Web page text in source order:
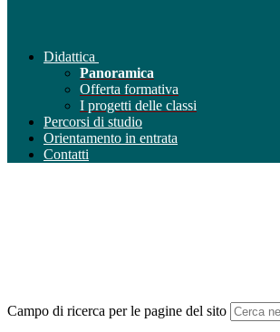
Didattica
Panoramica
Offerta formativa
I progetti delle classi
Percorsi di studio
Orientamento in entrata
Contatti
Campo di ricerca per le pagine del sito